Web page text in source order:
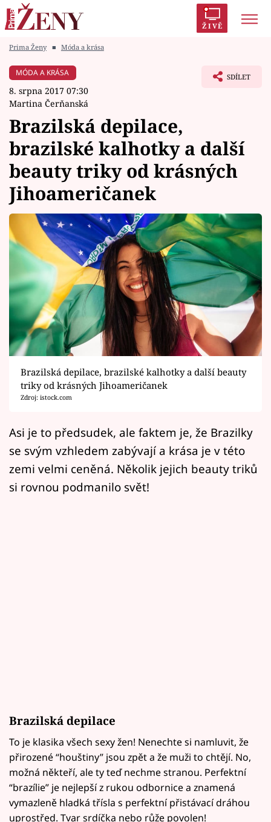
ŽIVĚ
Módní alarm
Témata
Celebrity
Vztahy
Seriály
Horoskopy
Sledujte prima+
Filmový festival Karlovy Vary
Mámy sobě
Přihlášení
Sledujte nás
Prima Ženy ■ Móda a krása
MÓDA A KRÁSA
8. srpna 2017 07:30
Martina Čerňanská
SDÍLET
Brazilská depilace,
brazilské kalhotky a další
beauty triky od krásných
Jihoameričanek
Brazilská depilace, brazilské kalhotky a další beauty
triky od krásných Jihoameričanek
Zdroj: istock.com
Asi je to předsudek, ale faktem je, že Brazilky
se svým vzhledem zabývají a krása je v této
zemi velmi ceněná. Několik jejich beauty triků
si rovnou podmanilo svět!
Brazilská depilace
To je klasika všech sexy žen! Nenechte si namluvit, že
přirozené “houštiny” jsou zpět a že muži to chtějí. No,
možná někteří, ale ty teď nechme stranou. Perfektní
“brazílie” je nejlepší z rukou odbornice a znamená
vymazleně hladká třísla s perfektní přistávací dráhou
uprostřed. Tvar srdíčka nebo růže povolen!